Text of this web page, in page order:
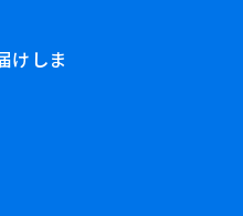
けしま